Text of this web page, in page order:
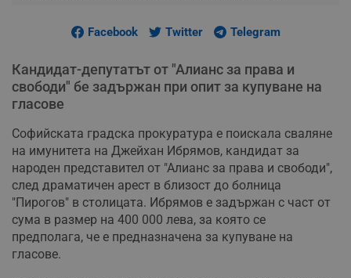
Facebook Twitter Telegram
Кандидат-депутатът от "Алианс за права и
свободи" бе задържан при опит за купуване на
гласове
Софийската градска прокуратура е поискала сваляне
на имунитета на Джейхан Ибрямов, кандидат за
народен представител от "Алианс за права и свободи",
след драматичен арест в близост до болница
"Пирогов" в столицата. Ибрямов е задържан с част от
сума в размер на 400 000 лева, за която се
предполага, че е предназначена за купуване на
гласове.